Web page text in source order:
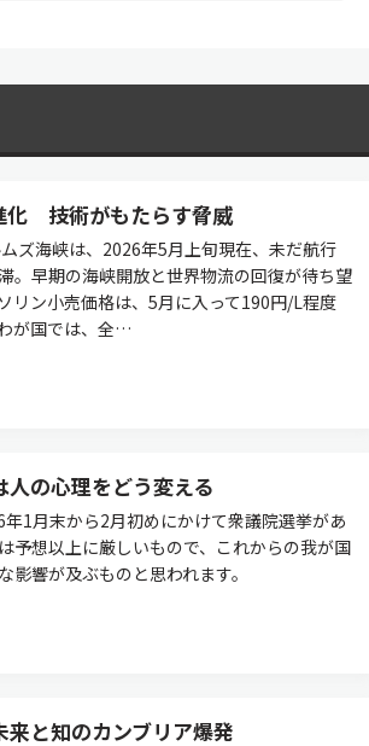
化 技術がもたらす脅威
ズ海峡は、2026年5月上旬現在、未だ航行
。早期の海峡開放と世界物流の回復が待ち望
リン小売価格は、5月に入って190円/L程度
が国では、全…
の心理をどう変える
1月末から2月初めにかけて衆議院選挙があ
予想以上に厳しいもので、これからの我が国
影響が及ぶものと思われます。
と知のカンブリア爆発